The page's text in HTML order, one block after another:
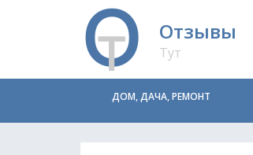
Отзывы
Тут
ДОМ, ДАЧА, РЕМОНТ